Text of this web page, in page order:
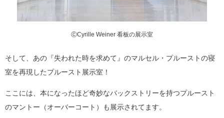
ⒸCyrille Weiner 看板の展示室
そして、あの『失われた時を求めて』のマルセル・プルーストの寝
室を再現したプルースト展示室！
ここには、本になったほど奇妙なバックストリーを持つプルースト
のマントー（オーバーコート）も展示されてます。